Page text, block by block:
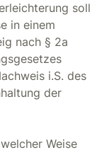
soll
in einem
nach § 2a
i.S. des
der
Weise